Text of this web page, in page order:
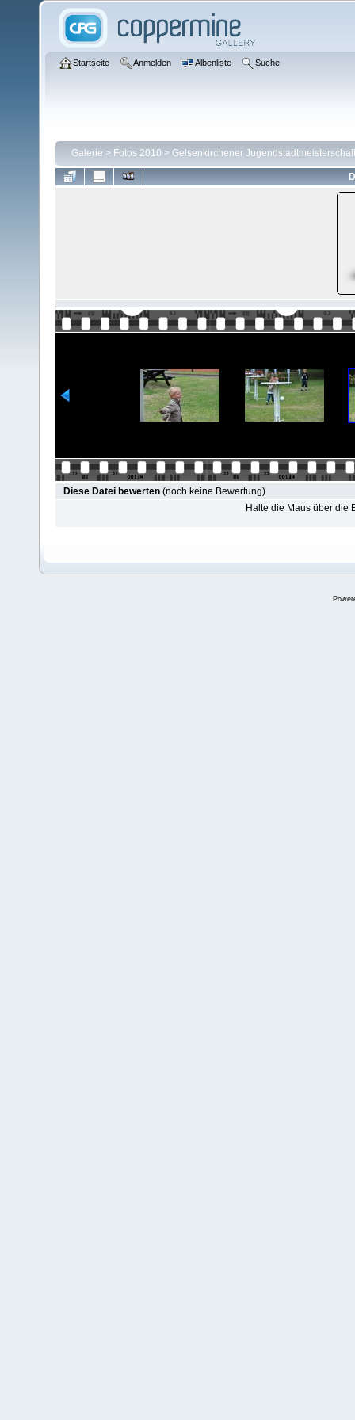
Startseite Anmelden Albenliste Suche
Galerie > Fotos 2010 > Gelsenkirchener
Diese Datei bewerten (noch keine Bewertung)
Halte die Maus über die